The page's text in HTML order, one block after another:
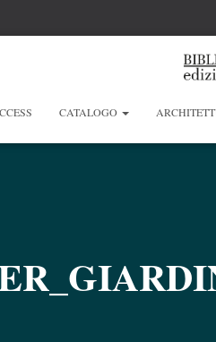
CATALOGO